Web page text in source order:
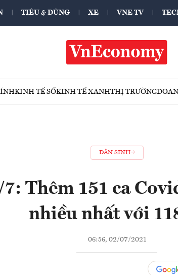
TIÊU & DÙNG XE VNE TV
KINH TẾ SỐKINH TẾ XANHTHỊ TRƯỜNG
DÂN SINH
Thêm 151 ca
nhiều nhất với
06:56, 02/07/2021